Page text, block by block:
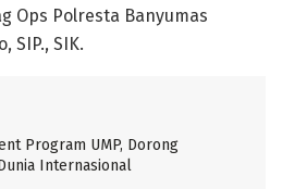
Ops Polresta Banyumas
SIP., SIK.
Program UMP, Dorong
Internasional